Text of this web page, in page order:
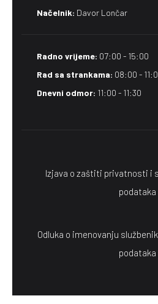
Načelnik: Davor Lončar
Radno vrijeme: 07:00 - 15:00
Rad sa strankama: 08:00 -
Dnevni odmor: 11:00 - 11:30
Izjava o zaštiti privatnosti i
podataka
Odluka o imenovanju
podataka